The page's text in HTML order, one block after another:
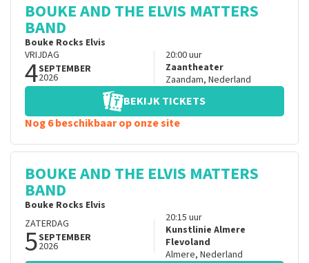
BOUKE AND THE ELVIS MATTERS
BAND
Bouke Rocks Elvis
VRIJDAG
4SEPTEMBER
2026
20:00uur
Zaantheater
Zaandam, Nederland
BEKIJK TICKETS
Nog 6 beschikbaar op onze site
BOUKE AND THE ELVIS MATTERS
BAND
Bouke Rocks Elvis
ZATERDAG
5SEPTEMBER
2026
20:15 uur
Kunstlinie Almere
Flevoland
Almere, Nederland